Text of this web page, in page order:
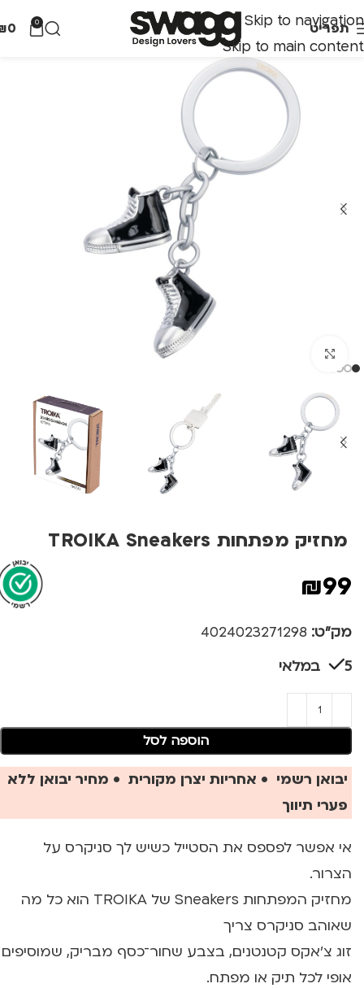
Skip to navigation
Skip to main content
תפריט 0
0
מחזיק מפתחות TROIKA Sneakers
₪99
מק"ט: 4024023271298
5 במלאי
הוספה לסל
יבואן רשמי • אחריות יצרן מקורית • מחיר יבואן ללא
פערי תיווך
אי אפשר לפספס את הסטייל כשיש לך סניקרס על
הצרור.
מחזיק המפתחות Sneakers של TROIKA הוא כל מה
שאוהב סניקרס צריך
זוג צ’אקס קטנטנים, בצבע שחור־כסף מבריק, שמוסיפים
אופי לכל תיק או מפתח.